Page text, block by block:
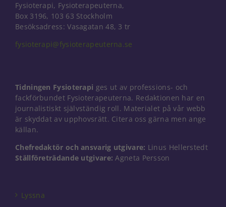
Fysioterapi, Fysioterapeuterna,
Box 3196, 103 63 Stockholm
Besöksadress: Vasagatan 48, 3 tr
fysioterapi@fysioterapeuterna.se
Tidningen Fysioterapi ges ut av professions- och
fackförbundet Fysioterapeuterna. Redaktionen har en
journalistiskt självständig roll. Materialet på vår webb
är skyddat av upphovsrätt. Citera oss gärna men ange
källan.
Chefredaktör och ansvarig utgivare: Linus Hellerstedt
Ställföreträdande utgivare: Agneta Persson
Lyssna
Nödvändiga